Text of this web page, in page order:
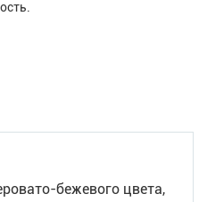
бежевого цвета,